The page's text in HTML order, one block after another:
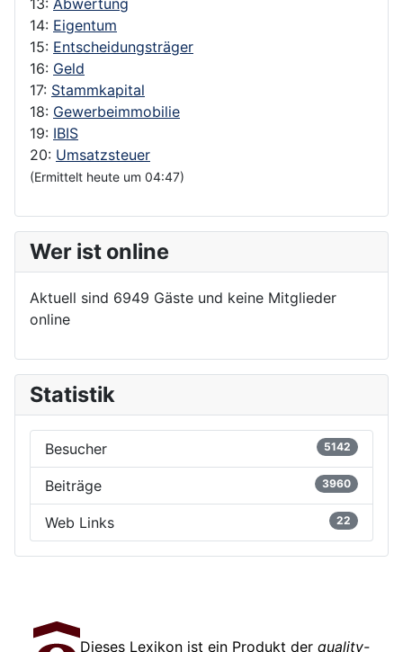
14: Eigentum
15: Entscheidungsträger
16: Geld
17: Stammkapital
18: Gewerbeimmobilie
19: IBIS
20: Umsatzsteuer
(Ermittelt heute um 04:47)
Wer ist online
Aktuell sind 6949 Gäste und keine Mitglieder
online
Statistik
Besucher 5142
Beiträge 3960
Web Links 22
Dieses Lexikon ist ein Produkt der quality-